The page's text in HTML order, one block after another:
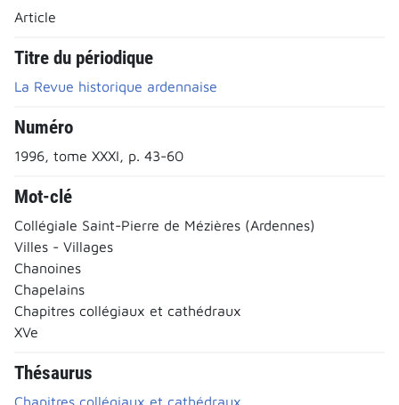
Article
Titre du périodique
La Revue historique ardennaise
Numéro
1996, tome XXXI, p. 43-60
Mot-clé
Collégiale Saint-Pierre de Mézières (Ardennes)
Villes - Villages
Chanoines
Chapelains
Chapitres collégiaux et cathédraux
XVe
Thésaurus
Chapitres collégiaux et cathédraux